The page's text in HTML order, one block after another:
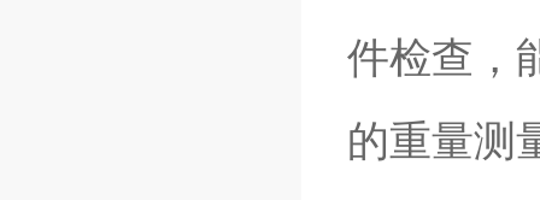
件检查，
的重量测